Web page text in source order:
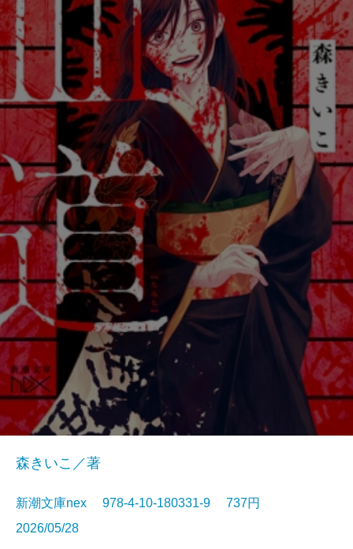
森きいこ／著
新潮文庫nex 978-4-10-180331-9 737円
2026/05/28